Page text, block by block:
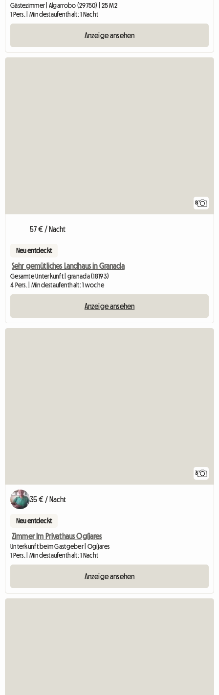
Gästezimmer | Algarrobo (29750) | 25 M2
1 Pers. | Mindestaufenthalt: 1 Nacht
Anzeige ansehen
8
57 € / Nacht
Neu entdeckt
Sehr gemütliches Landhaus in Granada
Gesamte Unterkunft | granada (18193)
4 Pers. | Mindestaufenthalt: 1 woche
Anzeige ansehen
3
35 € / Nacht
Neu entdeckt
Zimmer Im Privathaus Ogíjares
Unterkunft beim Gastgeber | Ogíjares
1 Pers. | Mindestaufenthalt: 1 Nacht
Anzeige ansehen